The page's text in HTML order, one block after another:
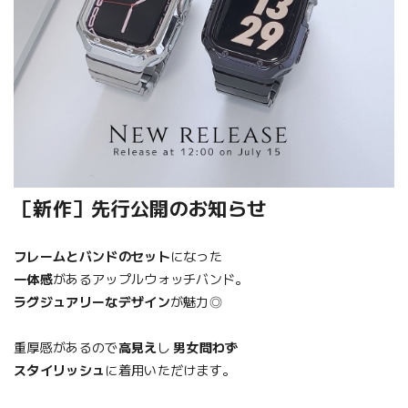
［新作］先行公開のお知らせ
フレームとバンドのセットになった
一体感があるアップルウォッチバンド。
ラグジュアリーなデザインが魅力◎
重厚感があるので高見え し 男女問わず
スタイリッシュ に着用いただけます。